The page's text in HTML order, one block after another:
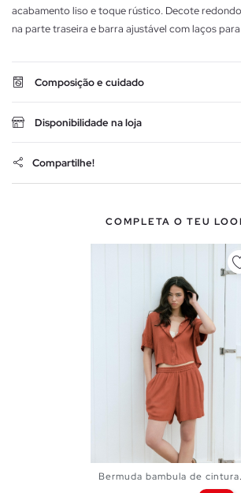
acabamento liso e toque rústico. Decote
na parte traseira e barra ajustável com laços
Composição e cuidado
Disponibilidade na loja
Compartilhe!
COMPLETA O TEU